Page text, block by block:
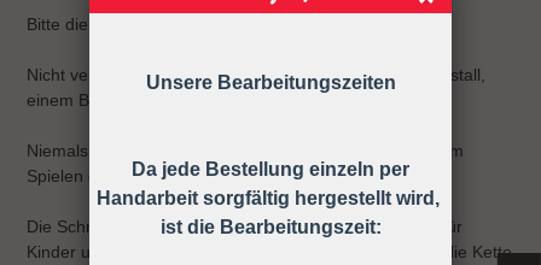
Bitte die Schnullerkette nur an der Kleidung befestigen!
Nicht verwenden, wenn der Säugling sich in einem Laufstall,
einem Bett oder einer Wiege befindet
Niemals die Schnullerkette dem Kind ohne Schnuller zum
Spielen geben.
Die Schnullerkette darf nicht unbefestigt als Spielzeug für
Kinder unter 36 Monaten verwendet werden, daher ist die Kette
Unsere Bearbeitungszeiten
Da jede Bestellung einzeln per
Handarbeit sorgfältig hergestellt wird,
ist die Bearbeitungszeit: